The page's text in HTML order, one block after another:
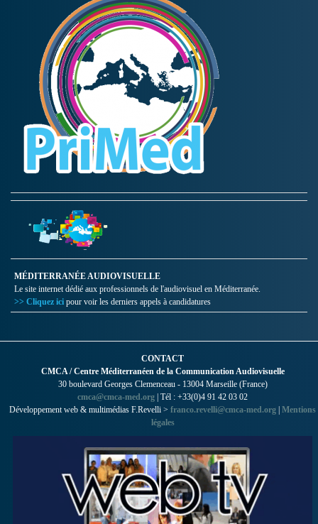
MÉDITERRANÉE AUDIOVISUELLE
Le site internet dédié aux professionnels de l'audiovisuel en Méditerranée.
>> Cliquez ici pour voir les derniers appels à candidatures
CONTACT
CMCA / Centre Méditerranéen de la Communication Audiovisuelle
30 boulevard Georges Clemenceau - 13004 Marseille (France)
cmca@cmca-med.org | Tél : +33(0)4 91 42 03 02
Développement web & multimédias F.Revelli > franco.revelli@cmca-med.org Mentions
légales